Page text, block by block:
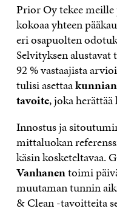
Prior Oy tekee
kokoaa yhteen
eri osapuolten
Selvityksen alustavat
92 % vastaajista
tulisi asettaa
tavoite, joka
Innostus ja
mittaluokan
käsin kosketeltavaa.
Vanhanentoimi
muutaman tunnin
& Clean -tavoitteita